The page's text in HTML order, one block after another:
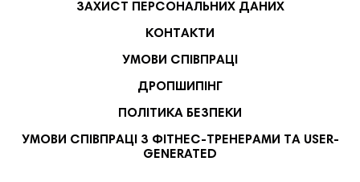
ЗАХИСТ ПЕРСОНАЛЬНИХ ДАНИХ
КОНТАКТИ
УМОВИ СПІВПРАЦІ
ДРОПШИПІНГ
ПОЛІТИКА БЕЗПЕКИ
УМОВИ СПІВПРАЦІ З ФІТНЕС-ТРЕНЕРАМИ ТА USER-
GENERATED